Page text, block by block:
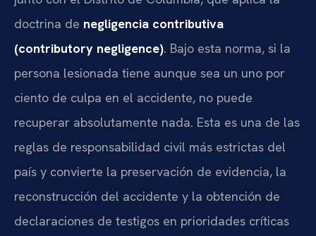
doctrina de negligencia contributiva
(contributory negligence). Bajo esta norma, si la
persona lesionada tiene aunque sea un uno por
ciento de culpa en el accidente, no puede
recuperar absolutamente nada. Esta es una de las
reglas de responsabilidad civil más estrictas del
país y convierte la preservación de evidencia, la
reconstrucción del accidente y la obtención de
declaraciones de testigos en prioridades críticas